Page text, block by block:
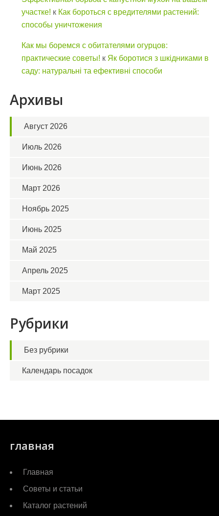
участке! к Как бороться с вредителями растений:
способы уничтожения
Как мы боремся с обитателями огурцов:
практические советы! к Як боротися з шкідниками в
саду: натуральні та ефективні способи
Архивы
Август 2026
Июль 2026
Июнь 2026
Март 2026
Ноябрь 2025
Июнь 2025
Май 2025
Апрель 2025
Март 2025
Рубрики
Без рубрики
Календарь посадок
главная
Главная
Советы и статьи
Каталог растений